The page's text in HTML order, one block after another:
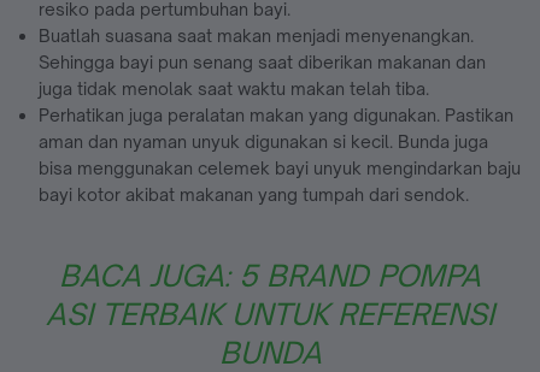
resiko pada pertumbuhan bayi.
Buatlah suasana saat makan menjadi menyenangkan.
Sehingga bayi pun senang saat diberikan makanan dan
juga tidak menolak saat waktu makan telah tiba.
Perhatikan juga peralatan makan yang digunakan. Pastikan
aman dan nyaman unyuk digunakan si kecil. Bunda juga
bisa menggunakan celemek bayi unyuk mengindarkan baju
bayi kotor akibat makanan yang tumpah dari sendok.
BACA JUGA: 5 BRAND POMPA
ASI TERBAIK UNTUK REFERENSI
BUNDA